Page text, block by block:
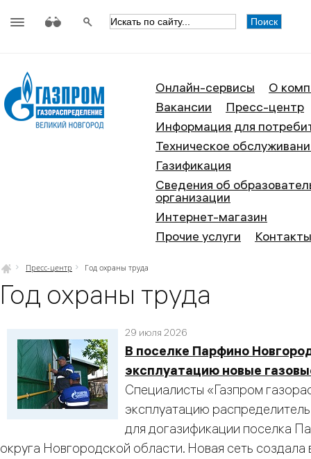
Онлайн-сервисы
О
Вакансии
Пресс-центр
Информация для
Техническое
Газификация
Сведения об
организации
Интернет-магазин
Прочие услуги
Контакты
Пресс-центр Год охраны труда
Год охраны труда
29 июля 2026
В поселке Парфино
эксплуатацию новые
Специалисты «Газпром
эксплуатацию
для догазификации поселка
округа Новгородской области. Новая сеть